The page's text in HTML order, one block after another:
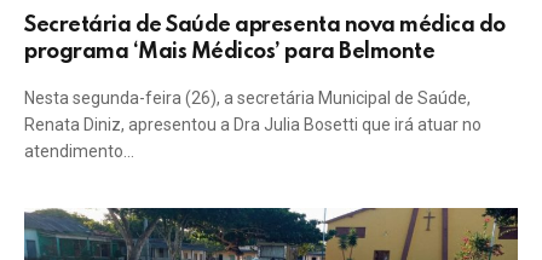
Secretária de Saúde apresenta nova médica do
programa ‘Mais Médicos’ para Belmonte
Nesta segunda-feira (26), a secretária Municipal de Saúde,
Renata Diniz, apresentou a Dra Julia Bosetti que irá atuar no
atendimento…